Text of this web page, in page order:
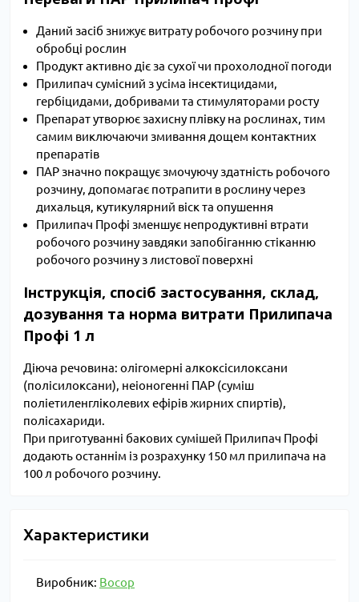
Даний засіб знижує витрату робочого розчину при
обробці рослин
Продукт активно діє за сухої чи прохолодної погоди
Прилипач сумісний з усіма інсектицидами,
гербіцидами, добривами та стимуляторами росту
Препарат утворює захисну плівку на рослинах, тим
самим виключаючи змивання дощем контактних
препаратів
ПАР значно покращує змочуючу здатність робочого
розчину, допомагає потрапити в рослину через
дихальця, кутикулярний віск та опушення
Прилипач Профі зменшує непродуктивні втрати
робочого розчину завдяки запобіганню стіканню
робочого розчину з листової поверхні
Інструкція, спосіб застосування, склад,
дозування та норма витрати Прилипача
Профі 1 л
Діюча речовина: олігомерні алкоксісилоксани
(полісилоксани), неіоногенні ПАР (суміш
поліетиленгліколевих ефірів жирних спиртів),
полісахариди.
При приготуванні бакових сумішей Прилипач Профі
додають останнім із розрахунку 150 мл прилипача на
100 л робочого розчину.
Характеристики
Виробник: Восор